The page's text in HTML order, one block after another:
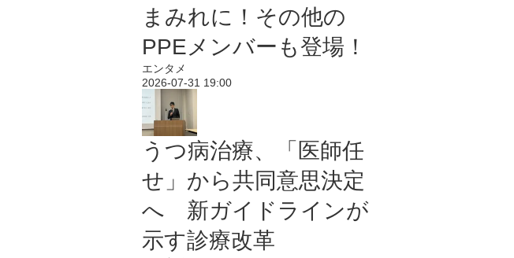
まみれに！その他の
PPEメンバーも登場！
エンタメ
2026-07-31 19:00
うつ病治療、「医師任
せ」から共同意思決定
へ 新ガイドラインが
示す診療改革